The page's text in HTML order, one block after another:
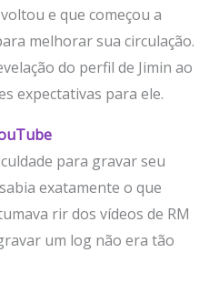
e que começou a
melhorar sua circulação.
do perfil de Jimin ao
expectativas para ele.
para gravar seu
exatamente o que
rir dos vídeos de RM
um log não era tão